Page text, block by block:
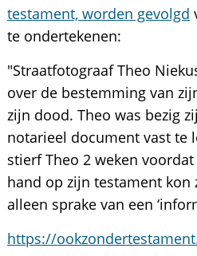
testament, worden gevolgd
te ondertekenen:
"Straatfotograaf Theo
over de bestemming van
zijn dood. Theo was bezig
notarieel document vast te
stierf Theo 2 weken
hand op zijn testament kon
alleen sprake van een
https://